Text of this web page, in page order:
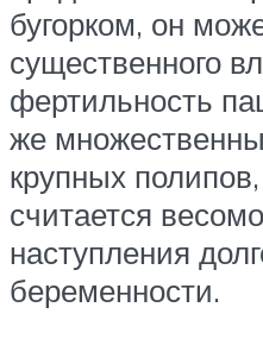
бугорком, он
существенного
фертильность
же
крупных
считается
наступления
беременности.